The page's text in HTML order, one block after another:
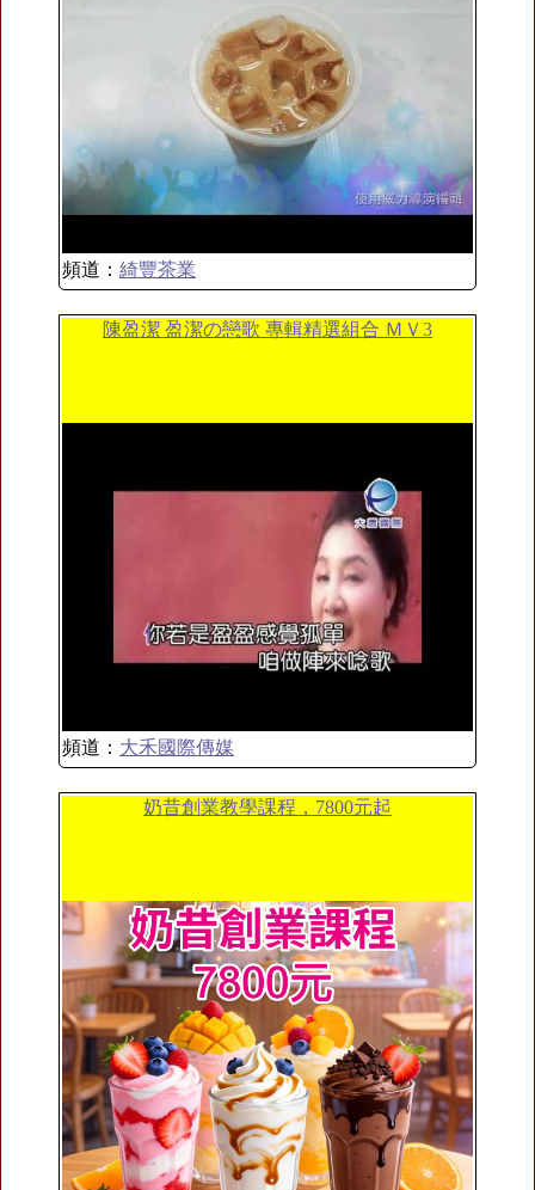
頻道： 綺豐茶業
陳盈潔 盈潔の戀歌 專輯精選組合 ＭＶ3
頻道： 大禾國際傳媒
奶昔創業教學課程，7800元起